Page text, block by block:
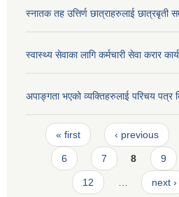
स्नातक तह उत्तिर्ण छात्राहरुलाई छात्रबृती
स्वास्थ्य सेवाका लागि कर्मचारी सेवा करार
अपाङ्गता भएको व्यक्तिहरुलाई परिचय पत्र
Pages
« first ‹ previous
6 7 8 9
12 next ›